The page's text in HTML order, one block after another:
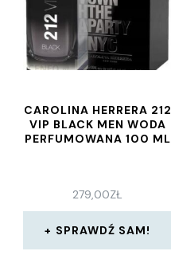
CAROLINA HERRERA 212
VIP BLACK MEN WODA
PERFUMOWANA 100 ML
279,00ZŁ
SPRAWDŹ SAM!